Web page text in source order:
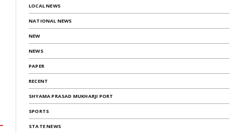
LOCAL NEWS
NATIONAL NEWS
NEW
NEWS
PAPER
RECENT
SHYAMA PRASAD MUKHARJI PORT
SPORTS
STATE NEWS